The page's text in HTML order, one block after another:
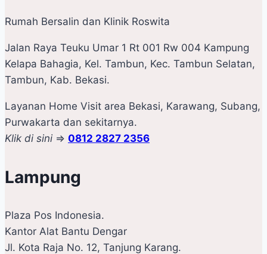
Rumah Bersalin dan Klinik Roswita
Jalan Raya Teuku Umar 1 Rt 001 Rw 004 Kampung
Kelapa Bahagia, Kel. Tambun, Kec. Tambun Selatan,
Tambun, Kab. Bekasi.
Layanan Home Visit area Bekasi, Karawang, Subang,
Purwakarta dan sekitarnya.
Klik di sini => 0812 2827 2356
Lampung
Plaza Pos Indonesia.
Kantor Alat Bantu Dengar
Jl. Kota Raja No. 12, Tanjung Karang.